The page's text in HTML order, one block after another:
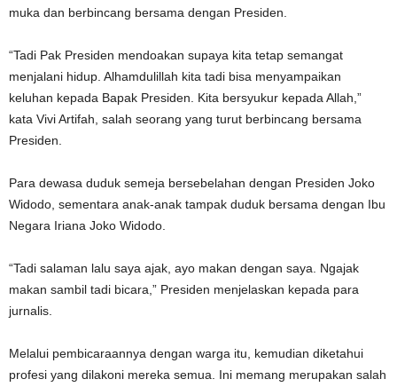
muka dan berbincang bersama dengan Presiden.
“Tadi Pak Presiden mendoakan supaya kita tetap semangat
menjalani hidup. Alhamdulillah kita tadi bisa menyampaikan
keluhan kepada Bapak Presiden. Kita bersyukur kepada Allah,”
kata Vivi Artifah, salah seorang yang turut berbincang bersama
Presiden.
Para dewasa duduk semeja bersebelahan dengan Presiden Joko
Widodo, sementara anak-anak tampak duduk bersama dengan Ibu
Negara Iriana Joko Widodo.
“Tadi salaman lalu saya ajak, ayo makan dengan saya. Ngajak
makan sambil tadi bicara,” Presiden menjelaskan kepada para
jurnalis.
Melalui pembicaraannya dengan warga itu, kemudian diketahui
profesi yang dilakoni mereka semua. Ini memang merupakan salah